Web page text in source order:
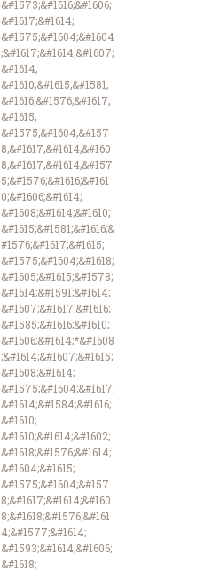
&#1573;&#1616;&#1606;
&#1617;&#1614;
&#1575;&#1604;&#1604
;&#1617;&#1614;&#1607;
&#1614;
&#1610;&#1615;&#1581;
&#1616;&#1576;&#1617;
&#1615;
&#1575;&#1604;&#157
8;&#1617;&#1614;&#160
8;&#1617;&#1614;&#157
5;&#1576;&#1616;&#161
0;&#1606;&#1614;
&#1608;&#1614;&#1610;
&#1615;&#1581;&#1616;&
#1576;&#1617;&#1615;
&#1575;&#1604;&#1618;
&#1605;&#1615;&#1578;
&#1614;&#1591;&#1614;
&#1607;&#1617;&#1616;
&#1585;&#1616;&#1610;
&#1606;&#1614;*&#1608
;&#1614;&#1607;&#1615;
&#1608;&#1614;
&#1575;&#1604;&#1617;
&#1614;&#1584;&#1616;
&#1610;
&#1610;&#1614;&#1602;
&#1618;&#1576;&#1614;
&#1604;&#1615;
&#1575;&#1604;&#157
8;&#1617;&#1614;&#160
8;&#1618;&#1576;&#161
4;&#1577;&#1614;
&#1593;&#1614;&#1606;
&#1618;